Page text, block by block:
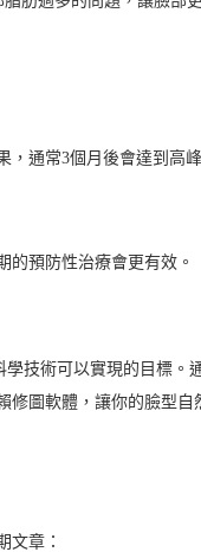
通常3個月後會達到高
的預防性治療會更有效。
技術可以實現的目標。
圖軟體，讓你的臉型
文章：